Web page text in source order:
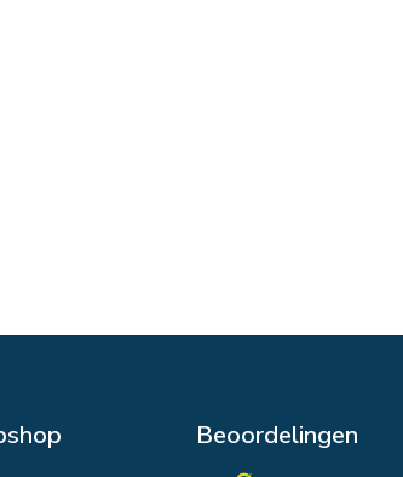
Beoordelingen